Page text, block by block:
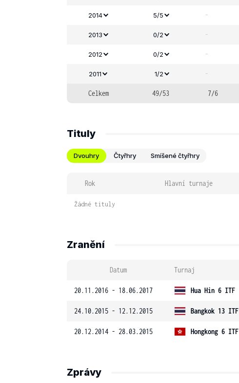
2014 5/5 -
2013 0/2 -
2012 0/2 -
2011 1/2 -
Celkem 49/53 7/6
Tituly
Dvouhry Čtyřhry Smíšené čtyřhry
Rok Hlavní turnaje
Žádné tituly
Zranění
Datum Turnaj
20.11.2016 - 18.06.2017 Hua Hin 6 ITF
24.10.2015 - 12.12.2015 Bangkok 13 ITF
20.12.2014 - 28.03.2015 Hongkong 6 ITF
Zprávy